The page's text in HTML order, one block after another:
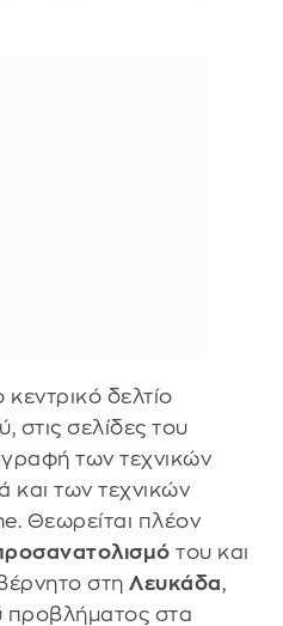
δελτίο
στις σελίδες του
των τεχνικών
και των τεχνικών
Θεωρείται πλέον
του και
στη Λευκάδα,
προβλήματος στα